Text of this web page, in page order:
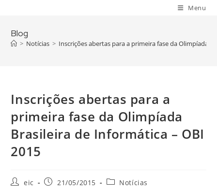
content
Menu
Blog
> Notícias > Inscrições abertas para a primeira fase da Olimpíada
Inscrições abertas para a
primeira fase da Olimpíada
Brasileira de Informática – OBI
2015
Posteic
Post21/05/2015
PostNotícias